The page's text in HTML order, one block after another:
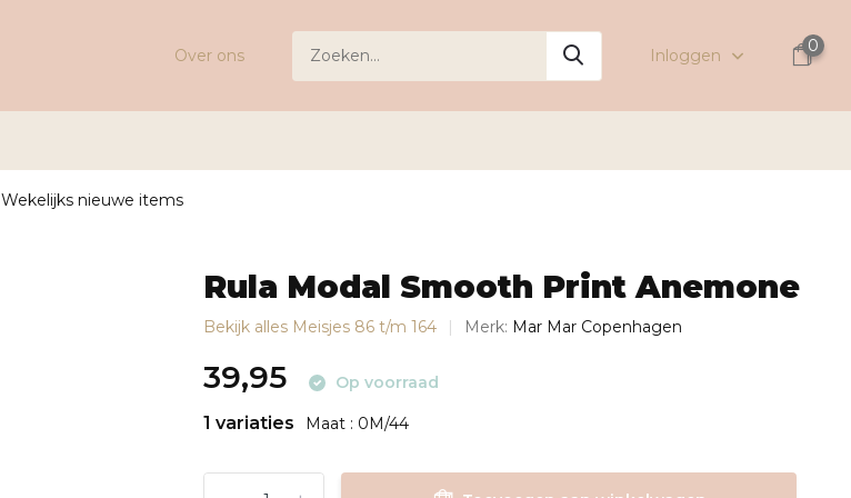
Over ons Inloggen
0
Wekelijks nieuwe items
Rula Modal Smooth Print Anemone
Bekijk alles Meisjes 86 t/m 164 Merk: Mar Mar Copenhagen
39,95 Op voorraad
1 variaties Maat : 0M/44